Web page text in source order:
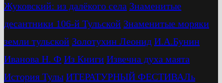
Жуковский: из далёкого села Знаменитые
десантники 106-й Тульской Знаменитые моряки
земли тульской Золотухин Леонид И.А.Бунин
Иванова Н. Ф Из Книги Извечна духа маята
История Тулы ИТЕРАТУРНЫЙ ФЕСТИВАЛь